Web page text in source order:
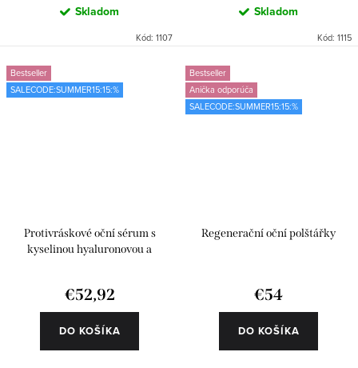
Skladom
Kód: 1107
Skladom
Kód: 1115
Bestseller
SALECODE:SUMMER15:15:%
Protivráskové oční sérum s
kyselinou hyaluronovou a
€52,92
DO KOŠÍKA
Bestseller
Anička odporúča
SALECODE:SUMMER15:15:%
Regenerační oční polštářky
€54
DO KOŠÍKA